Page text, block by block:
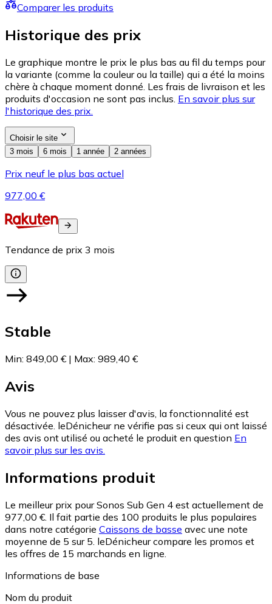
Comparer les produits
Historique des prix
Le graphique montre le prix le plus bas au fil du temps pour
la variante (comme la couleur ou la taille) qui a été la moins
chère à chaque moment donné. Les frais de livraison et les
produits d'occasion ne sont pas inclus. En savoir plus sur
l'historique des prix.
Choisir le site
3 mois
6 mois 1 année 2 années
Prix neuf le plus bas actuel
977,00 €
Tendance de prix 3 mois
Stable
Min: 849,00 € | Max: 989,40 €
Avis
Vous ne pouvez plus laisser d'avis, la fonctionnalité est
désactivée. leDénicheur ne vérifie pas si ceux qui ont laissé
des avis ont utilisé ou acheté le produit en question En
savoir plus sur les avis.
Informations produit
Le meilleur prix pour Sonos Sub Gen 4 est actuellement de
977,00 €. Il fait partie des 100 produits le plus populaires
dans notre catégorie Caissons de basse avec une note
moyenne de 5 sur 5. leDénicheur compare les promos et
les offres de 15 marchands en ligne.
Informations de base
Nom du produit